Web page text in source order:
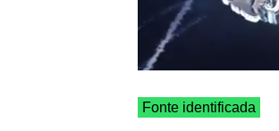
Fonte identificada